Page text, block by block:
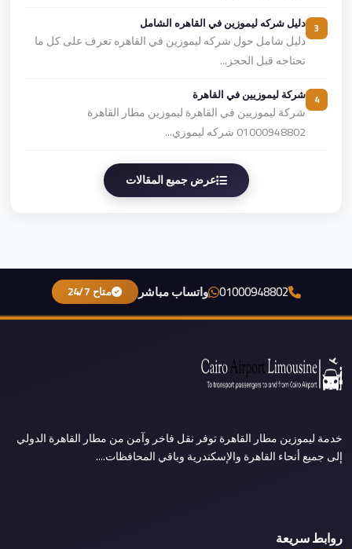
دليل شركه ليموزين في القاهره الشامل
دليل شامل حول شركه ليموزين في القاهره تعرف على كل ما
تحتاجه قبل الحجز...
شركة ليموزيين في القاهرة
شركة ليموزيين في القاهرة ليموزين مطار القاهرة
01000948802 شركه ليموزي...
عرض جميع المقالات
01000948802 واتساب مباشر متاح 24/7
خدمة ليموزين مطار القاهرة توفر نقل فاخر وآمن من مطار القاهرة الدولي
إلى جميع أنحاء القاهرة والإسكندرية وباقي المحافظات....
روابط سريعة